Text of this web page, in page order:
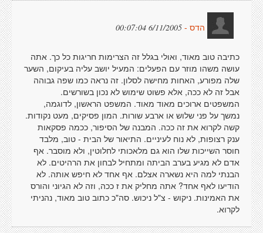
הדס - 6/11/2005 00:07:04
כתיבה טוב מאוד, ואולי בגלל זה הצרימות חריגות כל כך. אתה
עושה משהו מוזר עם הפעלים: המעיל יושב עליה בעיקום, השער
שלה מפורע, האחות מחישה לסלון. זה נראה כמו שפה גבוהה
אבל זה לא ככה, אלא פשוט שימוש לא נכון בשורשים.
המשפטים ארוכים מאוד מאוד. המשפט הראשון, לדוגמה,
נמשך על פני שלוש או ארבע שורות. המון פסיקים, מעט נקודות.
קשה לקרוא את זה ככה. המבנה של הסיפור, ככמה פסקאות
ענק רצופות, לא נוח לעיניים. התיאור של הבית - טוב, מלבד
חוסר השייכות שלו הוא גם מלאכותי לחלוטין, ולא מוסבר. אף
אדם לא מגיע בערב הביתה ומתחיל לבחון את הרהיטים. לא
הבנתי למה היא נשארה אצלם. אף אחד לא חיפש אותה. לא
הודיעו לאף אחד? אתה מחליק את ז ככה, וזה לא הגיוני והורס
את האמינות. ניקוש - צ"ל ניכוש. סה"כ כתוב טוב מאוד, נהניתי
לקרוא.